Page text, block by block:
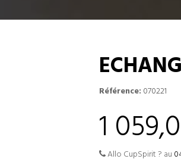
Référence: 070221
1
Allo CupSpirit ? au